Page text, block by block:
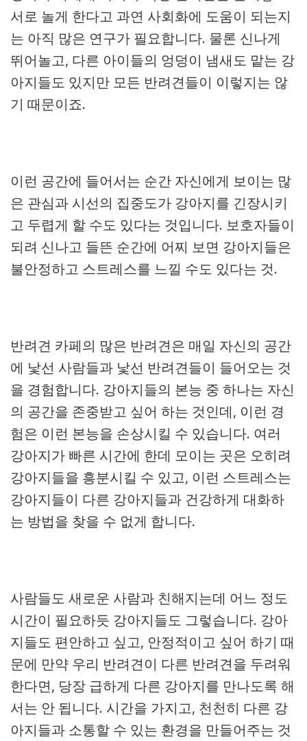
서로 놀게 한다고 과연 사회화에 도움이 되는지
는 아직 많은 연구가 필요합니다. 물론 신나게
뛰어놀고, 다른 아이들의 엉덩이 냄새도 맡는 강
아지들도 있지만 모든 반려견들이 이렇지는 않
기 때문이죠.
이런 공간에 들어서는 순간 자신에게 보이는 많
은 관심과 시선의 집중도가 강아지를 긴장시키
고 두렵게 할 수도 있다는 것입니다. 보호자들이
되려 신나고 들뜬 순간에 어찌 보면 강아지들은
불안정하고 스트레스를 느낄 수도 있다는 것.
반려견 카페의 많은 반려견은 매일 자신의 공간
에 낯선 사람들과 낯선 반려견들이 들어오는 것
을 경험합니다. 강아지들의 본능 중 하나는 자신
의 공간을 존중받고 싶어 하는 것인데, 이런 경
험은 이런 본능을 손상시킬 수 있습니다. 여러
강아지가 빠른 시간에 한데 모이는 곳은 오히려
강아지들을 흥분시킬 수 있고, 이런 스트레스는
강아지들이 다른 강아지들과 건강하게 대화하
는 방법을 찾을 수 없게 합니다.
사람들도 새로운 사람과 친해지는데 어느 정도
시간이 필요하듯 강아지들도 그렇습니다. 강아
지들도 편안하고 싶고, 안정적이고 싶어 하기 때
문에 만약 우리 반려견이 다른 반려견을 두려워
한다면, 당장 급하게 다른 강아지를 만나도록 해
서는 안 됩니다. 시간을 가지고, 천천히 다른 강
아지들과 소통할 수 있는 환경을 만들어주는 것